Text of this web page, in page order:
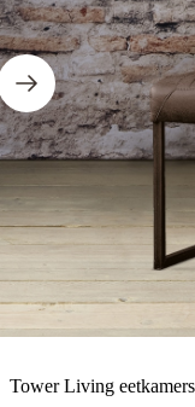
Tower Living